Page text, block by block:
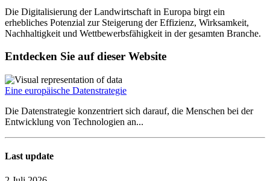
Die Digitalisierung der Landwirtschaft in Europa birgt ein
erhebliches Potenzial zur Steigerung der Effizienz, Wirksamkeit,
Nachhaltigkeit und Wettbewerbsfähigkeit in der gesamten Branche.
Entdecken Sie auf dieser Website
Eine europäische Datenstrategie
Die Datenstrategie konzentriert sich darauf, die Menschen bei der
Entwicklung von Technologien an...
Last update